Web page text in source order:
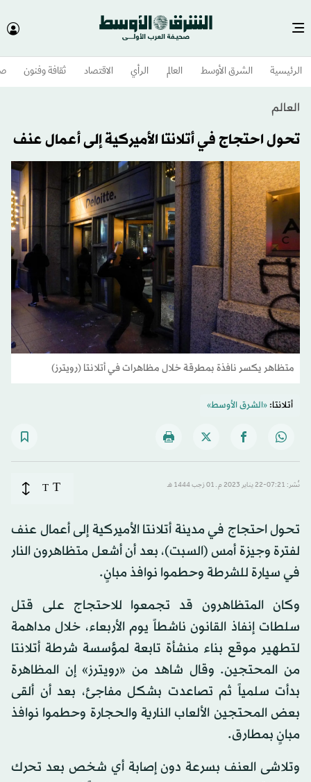
الرئيسية الشرق الأوسط​ العالم الرأي الاقتصاد ثقافة وفنون
العالم
تحول احتجاج في أتلانتا الأميركية إلى أعمال عنف
متظاهر يكسر نافذة بمطرقة خلال مظاهرات في أتلانتا (رويترز)
أتلانتا:«الشرق الأوسط»
نُشر: 07:21-22 يناير 2023 م ـ 01 رَجب 1444 هـ T
T
تحول احتجاج في مدينة أتلانتا الأميركية إلى أعمال عنف
لفترة وجيزة أمس (السبت)، بعد أن أشعل متظاهرون النار
في سيارة للشرطة وحطموا نوافذ مبانٍ.
وكان المتظاهرون قد تجمعوا للاحتجاج على قتل
سلطات إنفاذ القانون ناشطاً يوم الأربعاء، خلال مداهمة
لتطهير موقع بناء منشأة تابعة لمؤسسة شرطة أتلانتا
من المحتجين. وقال شاهد من «رويترز» إن المظاهرة
بدأت سلمياً ثم تصاعدت بشكل مفاجئ، بعد أن ألقى
بعض المحتجين الألعاب النارية والحجارة وحطموا نوافذ
مبانٍ بمطارق.
وتلاشى العنف بسرعة دون إصابة أي شخص بعد تحرك